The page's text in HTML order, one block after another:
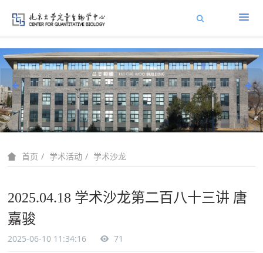
首页 学术活动 学术沙龙
2025.04.18 学术沙龙第二百八十三讲 唐
嘉骏
2025-06-10 11:34:16 71